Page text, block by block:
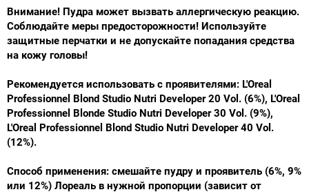
Внимание! Пудра может вызвать аллергическую реакцию.
Соблюдайте меры предосторожности! Используйте
защитные перчатки и не допускайте попадания средства
на кожу головы!
Рекомендуется использовать с проявителями: L'Oreal
Professionnel Blond Studio Nutri Developer 20 Vol. (6%), L'Oreal
Professionnel Blonde Studio Nutri Developer 30 Vol. (9%),
L'Oreal Professionnel Blond Studio Nutri Developer 40 Vol.
(12%).
Способ применения: смешайте пудру и проявитель (6%, 9%
или 12%) Лореаль в нужной пропорции (зависит от